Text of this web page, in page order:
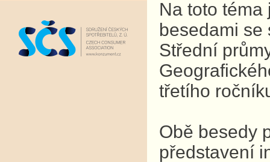
Na toto
besedami se
Střední
třetího
Obě besedy
představení